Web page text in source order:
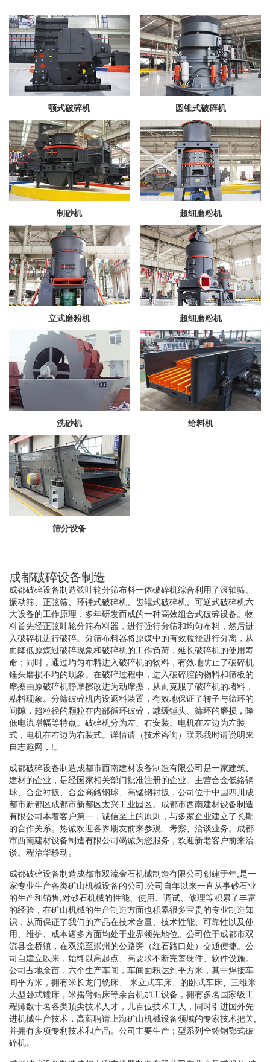
颚式破碎机 圆锥式破碎机
制砂机 超细磨粉机
立式磨粉机 超细磨粉机
洗砂机 给料机
筛分设备
成都破碎设备制造
成都破碎设备制造弦叶轮分筛布料一体破碎机综合利用了滚轴筛、
振动筛、正弦筛、环锤式破碎机、齿辊式破碎机、可逆式破碎机六
大设备的工作原理，多年研发而成的一种高效组合式破碎设备。物
料首先经正弦叶轮分筛布料器，进行强行分筛和均匀布料，然后进
入破碎机进行破碎。分筛布料器将原煤中的有效粒径进行分离，从
而降低原煤过破碎现象和破碎机的工作负荷，延长破碎机的使用寿
命；同时，通过均匀布料进入破碎机的物料，有效地防止了破碎机
锤头磨损不均的现象。在破碎过程中，进入破碎腔的物料和筛板的
摩擦由原破碎机静摩擦改进为动摩擦，从而克服了破碎机的堵料，
粘料现象。分筛破碎机内设返料装置，有效地保证了转子与筛环的
间隙，超粒径的颗粒在内部循环破碎，减缓锤头、筛环的磨损，降
低电流增幅等特点。破碎机分为左、右安装。电机在左边为左装
式，电机在右边为右装式。详情请（技术咨询）联系我时请说明来
自志趣网，!。
成都破碎设备制造成都市西南建材设备制造有限公司是一家建筑、
建材的企业，是经国家相关部门批准注册的企业。主营合金低鉻钢
球、合金衬扳、合金高鉻钢球、高锰钢衬扳，公司位于中国四川成
都市新都区成都市新都区太兴工业园区。成都市西南建材设备制造
有限公司本着客户第一，诚信至上的原则，与多家企业建立了长期
的合作关系。热诚欢迎各界朋友前来参观、考察、洽谈业务。成都
市西南建材设备制造有限公司竭诚为您服务，欢迎新老客户前来洽
谈。程治华移动。
成都破碎设备制造成都市双流金石机械制造有限公司创建于年,是一
家专业生产各类矿山机械设备的公司.公司自年以来一直从事砂石业
的生产和销售,对砂石机械的性能、使用、调试、修理等积累了丰富
的经验，在矿山机械的生产制造方面也积累很多宝贵的专业制造知
识，从而保证了我们的产品在技术含量、技术性能、可靠性以及使
用、维护、成本诸多方面均处于业界领先地位。公司位于成都市双
流县金桥镇，在双流至崇州的公路旁（红石路口处）交通便捷。公
司自建立以来，始终以高起点、高要求不断完善硬件、软件设施。
公司占地余亩，六个生产车间，车间面积达到平方米，其中焊接车
间平方米，拥有米长龙门铣床、.米立式车床、的卧式车床、三维米
大型卧式镗床，米摇臂钻床等余台机加工设备，拥有多名国家级工
程师数十名各类顶尖技术人才，几百位技术工人，同时引进国外先
进机械生产技术，高薪聘请上海矿山机械设备领域的专家技术把关,
并拥有多项专利技术和产品。公司主要生产；型系列全铸钢鄂式破
碎机。